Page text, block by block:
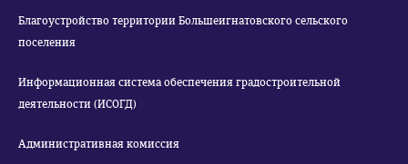
Благоустройство территории Большеигнатовского сельского
поселения
Информационная система обеспечения градостроительной
деятельности (ИСОГД)
Административная комиссия